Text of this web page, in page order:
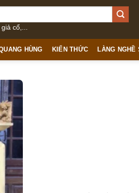
cổ,...
HÙNG KIẾN THỨC LÀNG NGHỀ